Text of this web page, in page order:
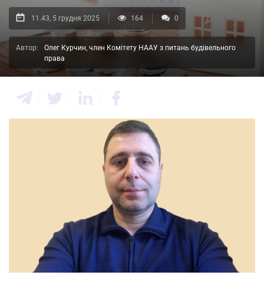
11.43, 5 грудня 2025 164 0
Автор:
Олег Курчин, член Комітету НААУ з питань будівельного
права